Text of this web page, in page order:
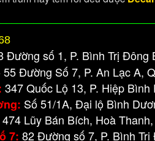
Đường số 1, P. Bình Trị Đông
55 Đường Số 7, P. An Lạc A,
347 Quốc Lộ 13, P. Hiệp
Số 51/1A, Đại lộ Bình
474 Lũy Bán Bích, Hoà
7: 82 Đường số 7, P. Bình